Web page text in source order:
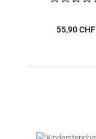
55,90 CHF